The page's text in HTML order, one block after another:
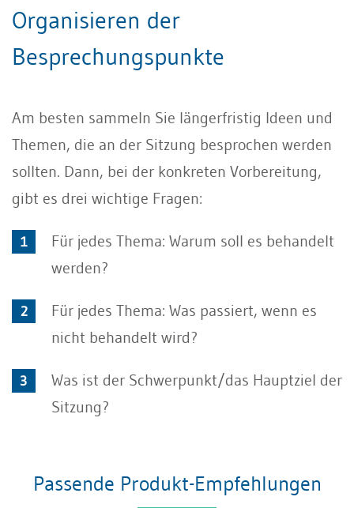
Organisieren der
Besprechungspunkte
Am besten sammeln Sie längerfristig Ideen und
Themen, die an der Sitzung besprochen werden
sollten. Dann, bei der konkreten Vorbereitung,
gibt es drei wichtige Fragen:
Für jedes Thema: Warum soll es behandelt
werden?
Für jedes Thema: Was passiert, wenn es
nicht behandelt wird?
Was ist der Schwerpunkt/das Hauptziel der
Sitzung?
Passende Produkt-Empfehlungen